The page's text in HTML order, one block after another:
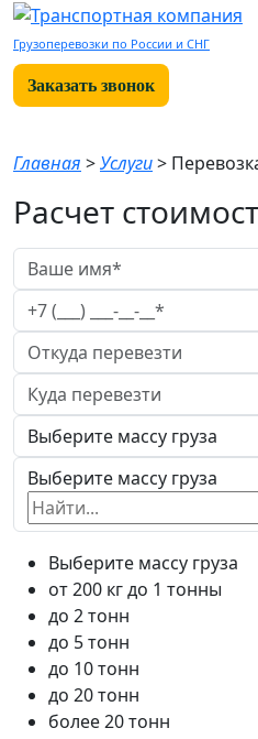
Грузоперевозки по России и СНГ
Заказать звонок
Главная >Услуги>
Расчет
Выберите массу груза
Выберите массу груза
от 200 кг до 1 тонны
до 2 тонн
до 5 тонн
до 10 тонн
до 20 тонн
более 20 тонн